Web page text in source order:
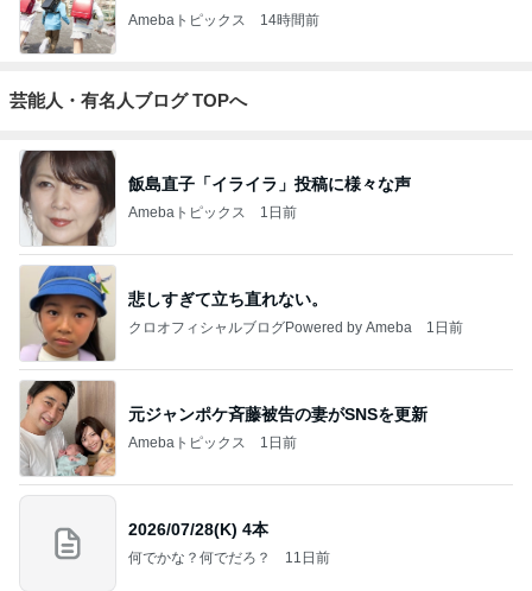
Amebaトピックス 14時間前
芸能人・有名人ブログ TOPへ
飯島直子「イライラ」投稿に様々な声
Amebaトピックス 1日前
悲しすぎて立ち直れない。
クロオフィシャルブログPowered by Ameba 1日前
元ジャンポケ斉藤被告の妻がSNSを更新
Amebaトピックス 1日前
2026/07/28(K) 4本
何でかな？何でだろ？ 11日前